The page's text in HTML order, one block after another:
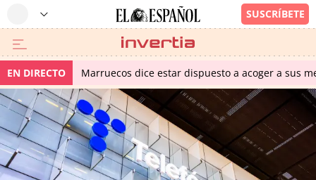
EN DIRECTO Marruecos dice estar dispuesto a acoger a sus